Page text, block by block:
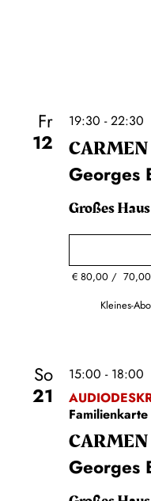
Fr
12
19:30 - 22:30
CARMEN
Georges
Großes Haus
€80,00 70,00
Kleines-
So
21
15:00 - 18:00
Familienkarte
CARMEN
Georges